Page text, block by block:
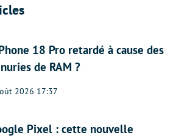
18 Pro retardé à cause des
de RAM ?
2026 17:37
Pixel : cette nouvelle